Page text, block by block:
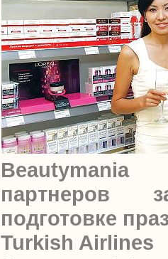
подготовке
Turkish Airlines